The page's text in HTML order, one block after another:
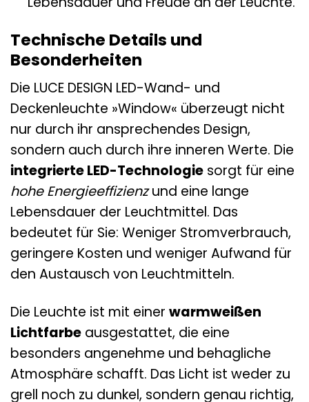
Technische Details und
Besonderheiten
Die LUCE DESIGN LED-Wand- und
Deckenleuchte »Window« überzeugt nicht
nur durch ihr ansprechendes Design,
sondern auch durch ihre inneren Werte. Die
integrierte LED-Technologie sorgt für eine
hohe Energieeffizienzund eine lange
Lebensdauer der Leuchtmittel. Das
bedeutet für Sie: Weniger Stromverbrauch,
geringere Kosten und weniger Aufwand für
den Austausch von Leuchtmitteln.
Die Leuchte ist mit einer warmweißen
Lichtfarbe ausgestattet, die eine
besonders angenehme und behagliche
Atmosphäre schafft. Das Licht ist weder zu
grell noch zu dunkel, sondern genau richtig,